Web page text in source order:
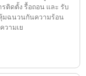
ติดตั้ง รื้อถอน และ รับ
มฉนวนกันความร้อน
วามเย